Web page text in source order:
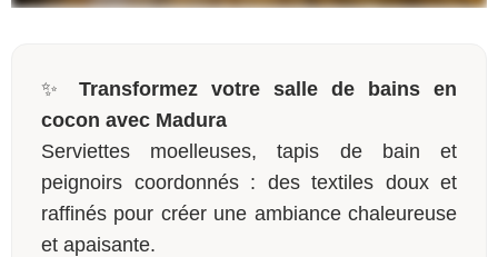
✨ Transformez votre salle de bains en
cocon avec Madura
Serviettes moelleuses, tapis de bain et
peignoirs coordonnés : des textiles doux et
raffinés pour créer une ambiance chaleureuse
et apaisante.